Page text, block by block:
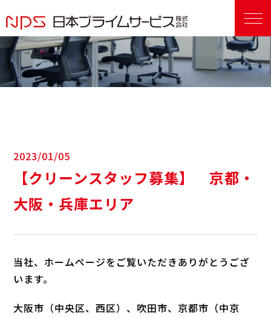
2023/01/05
【クリーンスタッフ募集】 京都・
大阪・兵庫エリア
当社、ホームページをご覧いただきありがとうござ
います。
大阪市（中央区、西区）、吹田市、京都市（中京